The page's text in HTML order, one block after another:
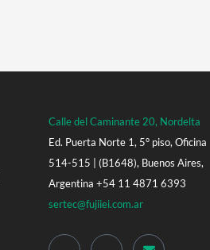
Calle del Caminante 20, Nordelta
Ed. Puerta Norte 1, 5° piso, Oficina
514-515 | (B1648), Buenos Aires,
Argentina +54 11 4871 6393
sertec@fujiiei.com.ar